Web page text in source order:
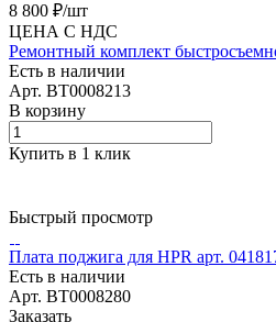
8 800 ₽/шт
ЦЕНА С НДС
Ремонтный комплект
Есть в наличии
Арт. BT0008213
В корзину
Купить в 1 клик
Быстрый просмотр
Плата поджига для HPR арт.
Есть в наличии
Арт. BT0008280
Заказать